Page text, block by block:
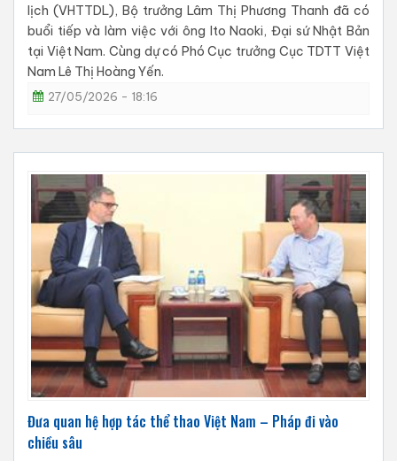
lịch (VHTTDL), Bộ trưởng Lâm Thị Phương Thanh đã có
buổi tiếp và làm việc với ông Ito Naoki, Đại sứ Nhật Bản
tại Việt Nam. Cùng dự có Phó Cục trưởng Cục TDTT Việt
Nam Lê Thị Hoàng Yến.
27/05/2026 - 18:16
Đưa quan hệ hợp tác thể thao Việt Nam – Pháp đi vào
chiều sâu